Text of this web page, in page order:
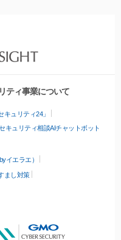
ティ事業について
ュリティ24」
キュリティ相談AIチャットボット
イエラエ）
まし対策